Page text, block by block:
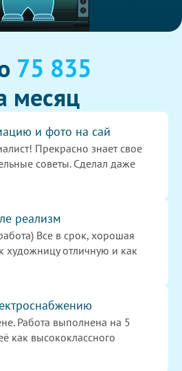
75 835
месяц
и фото на сай
Прекрасно знает свое
советы. Сделал даже
Всем рекомендую. И сама еще
реализм
Все в срок, хорошая
художницу отличную и как
Работа выполнена на 5
как высококлассного